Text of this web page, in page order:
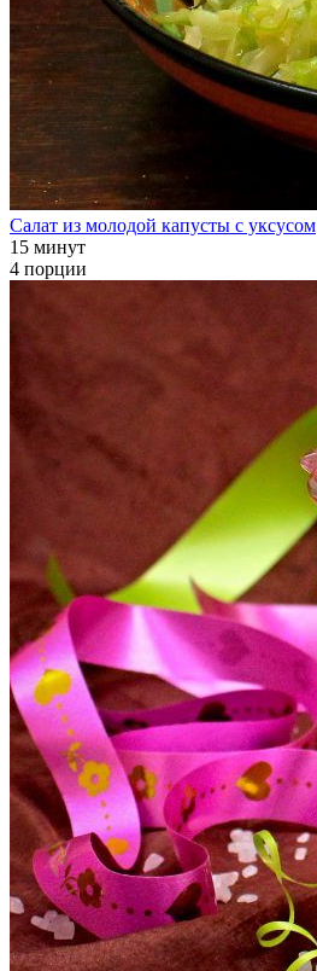
Салат из молодой капусты с уксусом
15 минут
4 порции